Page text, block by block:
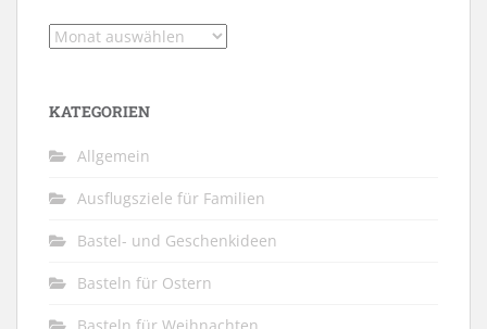
Archiv
KATEGORIEN
Allgemein
Ausflugsziele für Familien
Bastel- und Geschenkideen
Basteln für Ostern
Basteln für Weihnachten